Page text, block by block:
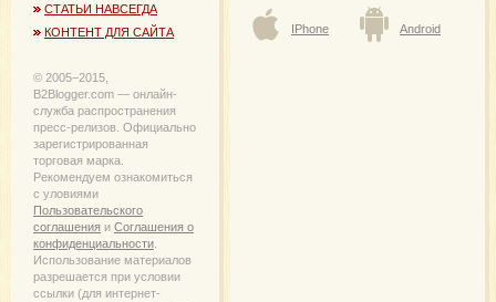
СТАТЬИ НАВСЕГДА
КОНТЕНТ ДЛЯ САЙТА
© 2005−2015,
B2Blogger.com — онлайн-
служба распространения
пресс-релизов. Официально
зарегистрированная
торговая марка.
Рекомендуем ознакомиться
с уловиями
Пользовательского
соглашения и Соглашения о
конфиденциальности.
Использование материалов
разрешается при условии
ссылки (для интернет-
IPhone Android